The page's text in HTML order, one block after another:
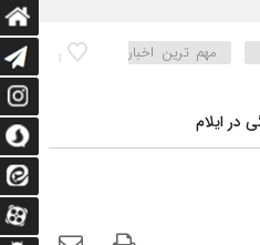
۱
مهم ترین اخبار